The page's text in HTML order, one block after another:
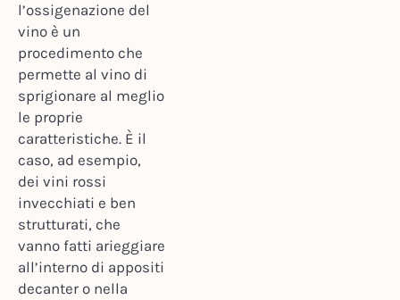
l’ossigenazione del
vino è un
procedimento che
permette al vino di
sprigionare al meglio
le proprie
caratteristiche. È il
caso, ad esempio,
dei vini rossi
invecchiati e ben
strutturati, che
vanno fatti arieggiare
all’interno di appositi
decanter o nella